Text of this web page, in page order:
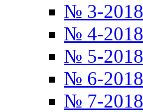
№ 3-2018
№ 4-2018
№ 5-2018
№ 6-2018
№ 7-2018